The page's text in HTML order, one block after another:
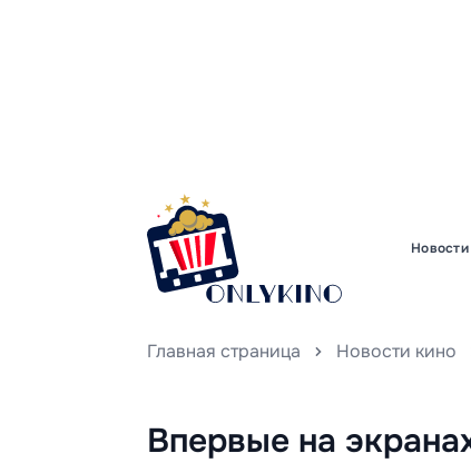
Новости
Главная страница Новости кино
Впервые на